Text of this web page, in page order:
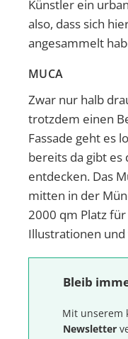
Künstler ein
also, dass sich
angesammelt
MUCA
Zwar nur halb
trotzdem einen
Fassade geht es
bereits da gibt es
entdecken. Das
mitten in der
2000 qm Platz
Illustrationen
Bleib
Mit unserem
Newsletter